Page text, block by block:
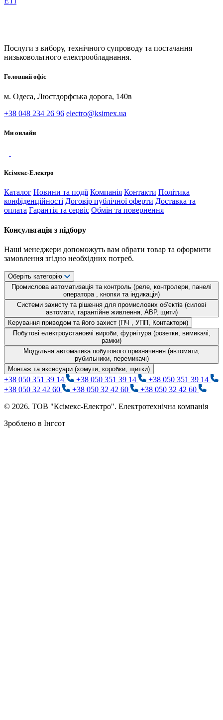
Послуги з вибору, технічного супроводу та постачання
низьковольтного електрообладнання.
Головний офіс
м. Одеса, Люстдорфська дорога, 140в
+38 048 234 26 96 electro@ksimex.ua
Ми онлайн
Ксімекс-Електро
Каталог Новини та події Компанія Контакти Політика
конфіденційності Договір публічної оферти Доставка та
оплата Гарантія та сервіс Обмін та повернення
Консультація з підбору
Наші менеджери допоможуть вам обрати товар та оформити
замовлення згідно необхідних потреб.
Оберіть категорію
Промислова автоматизація та контроль (реле, контролери, панелі
оператора , кнопки та індикація)
Системи захисту та рішення для промислових об’єктів (силові
автомати, гарантійне живлення, АВР, щити)
Керування приводом та його захист (ПЧ , УПП, Контактори)
Побутові електроустановчі вироби, фурнітура (розетки, вимикачі,
рамки)
Модульна автоматика побутового призначення (автомати,
рубильники, перемикачі)
Монтаж та аксесуари (хомути, коробки, щитки)
+38 050 351 39 14 +38 050 351 39 14
+38 050 351 39 14
+38 050 32 42 60
+38 050 32 42 60
+38 050 32 42 60
© 2026. ТОВ "Ксімекс-Електро". Електротехнічна компанія
Зроблено в Інгсот